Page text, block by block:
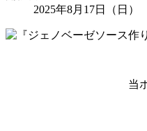
2025年8月17日（日）
当